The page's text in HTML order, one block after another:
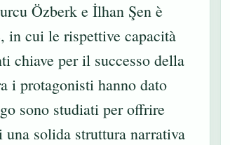
Özberk e İlhan Şen è
in cui le rispettive capacità
chiave per il successo della
i protagonisti hanno dato
sono studiati per offrire
una solida struttura narrativa